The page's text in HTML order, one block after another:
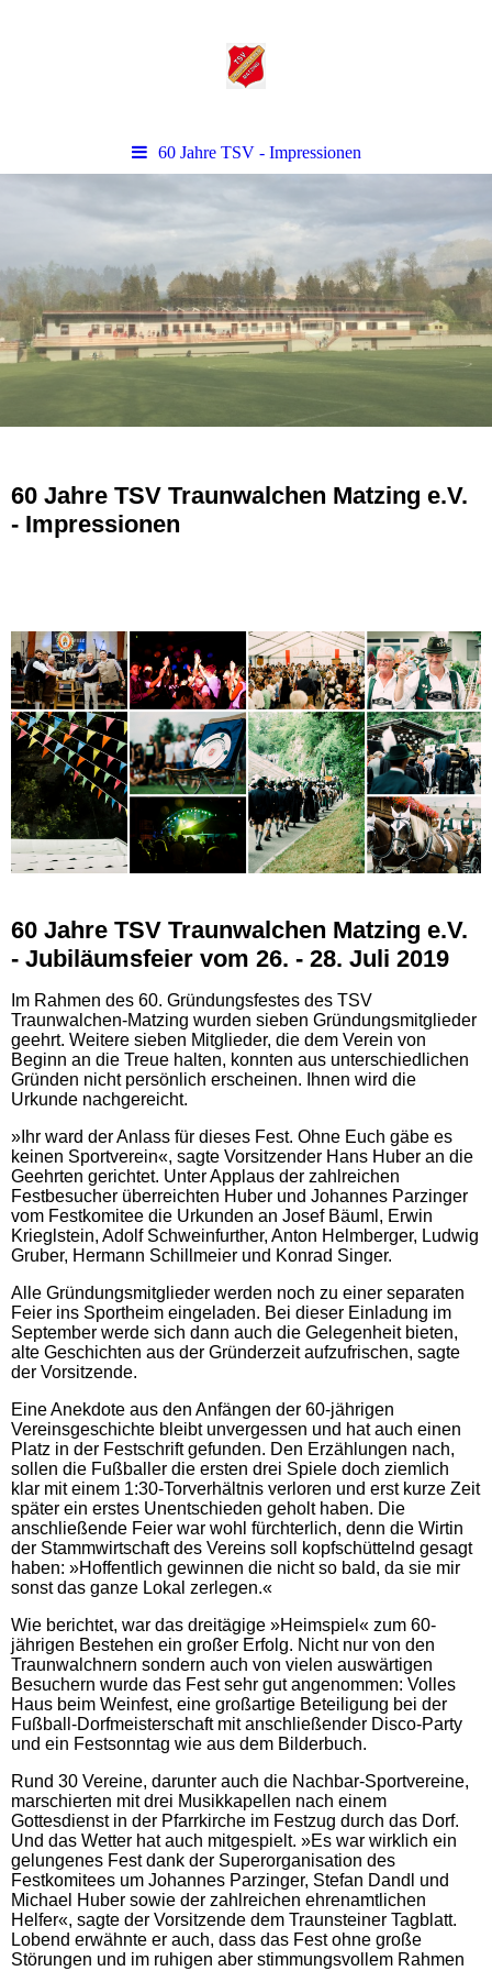
60 Jahre TSV - Impressionen
60 Jahre TSV Traunwalchen Matzing e.V.
- Impressionen
60 Jahre TSV Traunwalchen Matzing e.V.
- Jubiläumsfeier vom 26. - 28. Juli 2019
Im Rahmen des 60. Gründungsfestes des TSV
Traunwalchen-Matzing wurden sieben Gründungsmitglieder
geehrt. Weitere sieben Mitglieder, die dem Verein von
Beginn an die Treue halten, konnten aus unterschiedlichen
Gründen nicht persönlich erscheinen. Ihnen wird die
Urkunde nachgereicht.
»Ihr ward der Anlass für dieses Fest. Ohne Euch gäbe es
keinen Sportverein«, sagte Vorsitzender Hans Huber an die
Geehrten gerichtet. Unter Applaus der zahlreichen
Festbesucher überreichten Huber und Johannes Parzinger
vom Festkomitee die Urkunden an Josef Bäuml, Erwin
Krieglstein, Adolf Schweinfurther, Anton Helmberger, Ludwig
Gruber, Hermann Schillmeier und Konrad Singer.
Alle Gründungsmitglieder werden noch zu einer separaten
Feier ins Sportheim eingeladen. Bei dieser Einladung im
September werde sich dann auch die Gelegenheit bieten,
alte Geschichten aus der Gründerzeit aufzufrischen, sagte
der Vorsitzende.
Eine Anekdote aus den Anfängen der 60-jährigen
Vereinsgeschichte bleibt unvergessen und hat auch einen
Platz in der Festschrift gefunden. Den Erzählungen nach,
sollen die Fußballer die ersten drei Spiele doch ziemlich
klar mit einem 1:30-Torverhältnis verloren und erst kurze Zeit
später ein erstes Unentschieden geholt haben. Die
anschließende Feier war wohl fürchterlich, denn die Wirtin
der Stammwirtschaft des Vereins soll kopfschüttelnd gesagt
haben: »Hoffentlich gewinnen die nicht so bald, da sie mir
sonst das ganze Lokal zerlegen.«
Wie berichtet, war das dreitägige »Heimspiel« zum 60-
jährigen Bestehen ein großer Erfolg. Nicht nur von den
Traunwalchnern sondern auch von vielen auswärtigen
Besuchern wurde das Fest sehr gut angenommen: Volles
Haus beim Weinfest, eine großartige Beteiligung bei der
Fußball-Dorfmeisterschaft mit anschließender Disco-Party
und ein Festsonntag wie aus dem Bilderbuch.
Rund 30 Vereine, darunter auch die Nachbar-Sportvereine,
marschierten mit drei Musikkapellen nach einem
Gottesdienst in der Pfarrkirche im Festzug durch das Dorf.
Und das Wetter hat auch mitgespielt. »Es war wirklich ein
gelungenes Fest dank der Superorganisation des
Festkomitees um Johannes Parzinger, Stefan Dandl und
Michael Huber sowie der zahlreichen ehrenamtlichen
Helfer«, sagte der Vorsitzende dem Traunsteiner Tagblatt.
Lobend erwähnte er auch, dass das Fest ohne große
Störungen und im ruhigen aber stimmungsvollem Rahmen